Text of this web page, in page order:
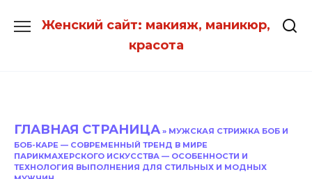
Женский сайт: макияж, маникюр,
красота
ГЛАВНАЯ СТРАНИЦА » МУЖСКАЯ СТРИЖКА БОБ И
БОБ-КАРЕ — СОВРЕМЕННЫЙ ТРЕНД В МИРЕ
ПАРИКМАХЕРСКОГО ИСКУССТВА — ОСОБЕННОСТИ И
ТЕХНОЛОГИЯ ВЫПОЛНЕНИЯ ДЛЯ СТИЛЬНЫХ И МОДНЫХ